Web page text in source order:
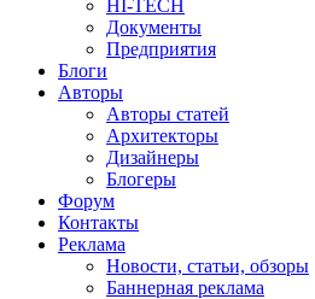
HI-TECH
Документы
Предприятия
Блоги
Авторы
Авторы статей
Архитекторы
Дизайнеры
Блогеры
Форум
Контакты
Реклама
Новости, статьи, обзоры
Баннерная реклама